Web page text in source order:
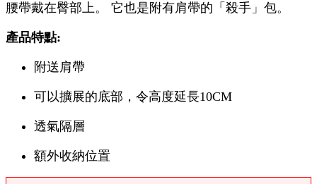
腰帶戴在臀部上。 它也是附有肩帶的「殺手」包。
產品特點:
附送肩帶
可以擴展的底部，令高度延長10CM
透氣隔層
額外收納位置